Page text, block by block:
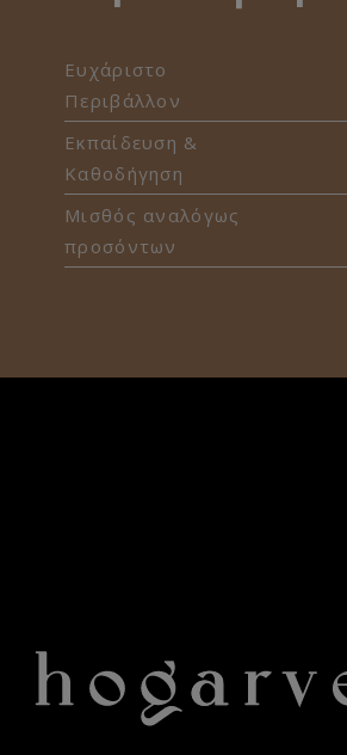
Ευχάριστο
Περιβάλλον
Εκπαίδευση &
Καθοδήγηση
Μισθός αναλόγως
προσόντων